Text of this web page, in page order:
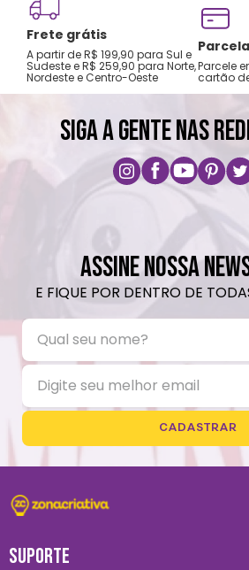
Não passar e limpar a seco.
Frete grátis
A partir de R$ 199,90 para Sul e
Sudeste e R$ 259,90 para Norte,
Nordeste e Centro-Oeste
Parcele
cartão
SIGA A GENTE NAS
ASSINE NOSSA
E FIQUE POR DENTRO DE
CADASTRAR
SUPORTE